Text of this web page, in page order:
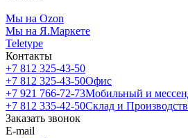
Мы на Ozon
Мы на Я.Маркете
Teletype
Контакты
+7 812 325-43-50
+7 812 325-43-50Офис
+7 921 766-72-73Мобильный и
+7 812 335-42-50Склад и
Заказать звонок
E-mail